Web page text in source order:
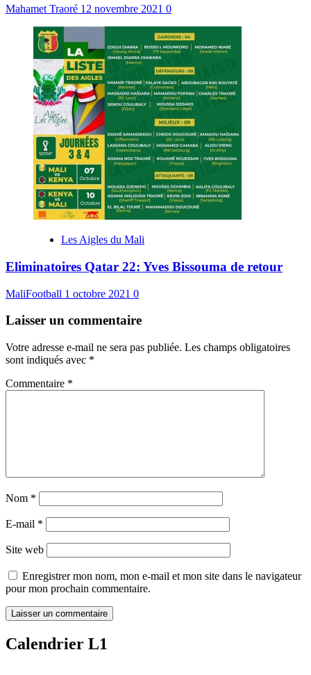
Mahamet Traoré 12 novembre 2021 0
Les Aigles du Mali
Eliminatoires Qatar 22: Yves Bissouma de retour
MaliFootball 1 octobre 2021 0
Laisser un commentaire
Votre adresse e-mail ne sera pas publiée. Les champs obligatoires
sont indiqués avec *
Commentaire *
Nom *
E-mail *
Site web
Enregistrer mon nom, mon e-mail et mon site dans le navigateur
pour mon prochain commentaire.
Calendrier L1